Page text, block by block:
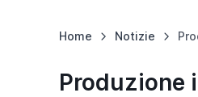
Home Notizie
Produzione